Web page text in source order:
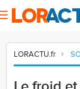
LORACTU.fr